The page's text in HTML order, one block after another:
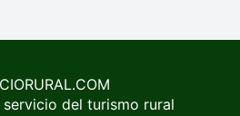
del turismo rural